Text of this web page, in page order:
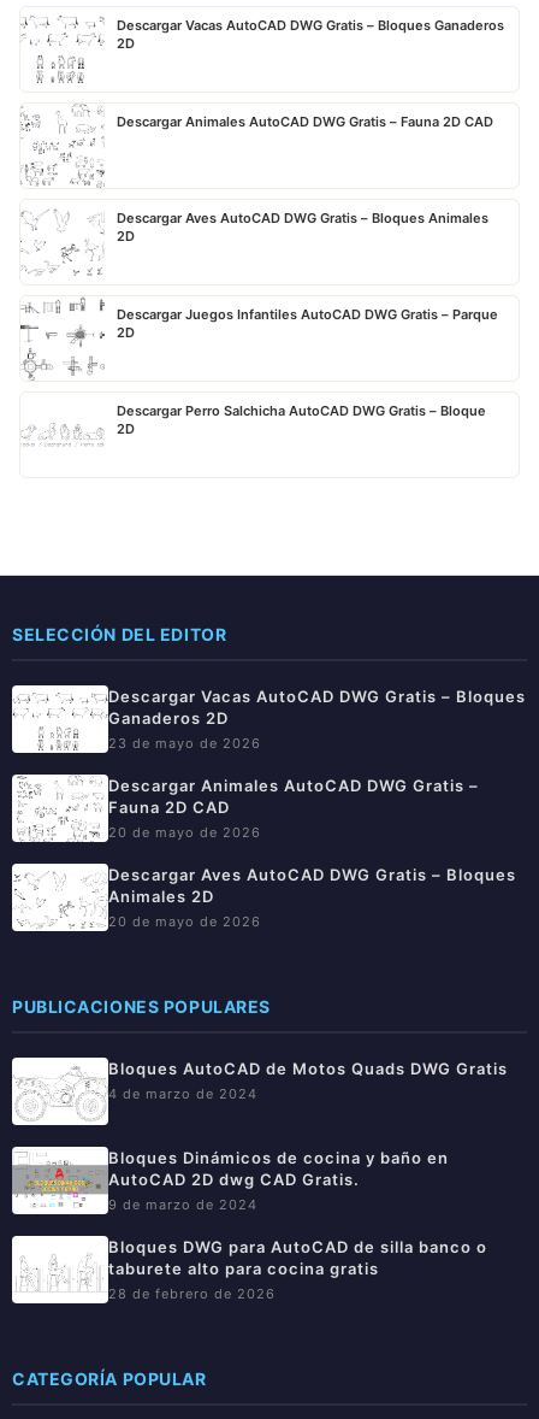
Descargar Vacas AutoCAD DWG Gratis – Bloques Ganaderos
2D
Descargar Animales AutoCAD DWG Gratis – Fauna 2D CAD
Descargar Aves AutoCAD DWG Gratis – Bloques Animales
2D
Descargar Juegos Infantiles AutoCAD DWG Gratis – Parque
2D
Descargar Perro Salchicha AutoCAD DWG Gratis – Bloque
2D
SELECCIÓN DEL EDITOR
Descargar Vacas AutoCAD DWG Gratis – Bloques
Ganaderos 2D
23 de mayo de 2026
Descargar Animales AutoCAD DWG Gratis –
Fauna 2D CAD
20 de mayo de 2026
Descargar Aves AutoCAD DWG Gratis – Bloques
Animales 2D
20 de mayo de 2026
PUBLICACIONES POPULARES
Bloques AutoCAD de Motos Quads DWG Gratis
4 de marzo de 2024
Bloques Dinámicos de cocina y baño en
AutoCAD 2D dwg CAD Gratis.
9 de marzo de 2024
Bloques DWG para AutoCAD de silla banco o
taburete alto para cocina gratis
28 de febrero de 2026
CATEGORÍA POPULAR